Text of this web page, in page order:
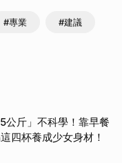
#專業 #建議
公斤」不科學！靠早餐
四杯養成少女身材！